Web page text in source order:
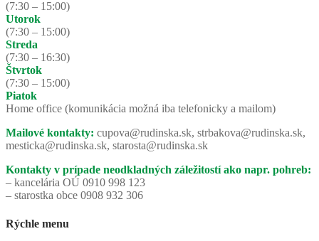
(7:30 – 15:00)
Utorok
(7:30 – 15:00)
Streda
(7:30 – 16:30)
Štvrtok
(7:30 – 15:00)
Piatok
Home office (komunikácia možná iba telefonicky a mailom)
Mailové kontakty: cupova@rudinska.sk, strbakova@rudinska.sk,
mesticka@rudinska.sk, starosta@rudinska.sk
Kontakty v prípade neodkladných záležitostí ako napr. pohreb:
– kancelária OÚ 0910 998 123
– starostka obce 0908 932 306
Rýchle menu